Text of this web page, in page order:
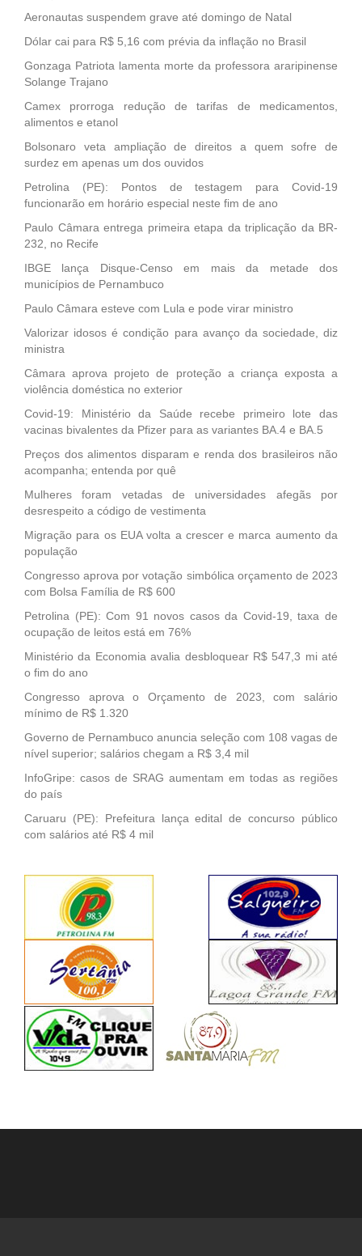
Aeronautas suspendem grave até domingo de Natal
Dólar cai para R$ 5,16 com prévia da inflação no Brasil
Gonzaga Patriota lamenta morte da professora araripinense
Solange Trajano
Camex prorroga redução de tarifas de medicamentos,
alimentos e etanol
Bolsonaro veta ampliação de direitos a quem sofre de
surdez em apenas um dos ouvidos
Petrolina (PE): Pontos de testagem para Covid-19
funcionarão em horário especial neste fim de ano
Paulo Câmara entrega primeira etapa da triplicação da BR-
232, no Recife
IBGE lança Disque-Censo em mais da metade dos
municípios de Pernambuco
Paulo Câmara esteve com Lula e pode virar ministro
Valorizar idosos é condição para avanço da sociedade, diz
ministra
Câmara aprova projeto de proteção a criança exposta a
violência doméstica no exterior
Covid-19: Ministério da Saúde recebe primeiro lote das
vacinas bivalentes da Pfizer para as variantes BA.4 e BA.5
Preços dos alimentos disparam e renda dos brasileiros não
acompanha; entenda por quê
Mulheres foram vetadas de universidades afegãs por
desrespeito a código de vestimenta
Migração para os EUA volta a crescer e marca aumento da
população
Congresso aprova por votação simbólica orçamento de 2023
com Bolsa Família de R$ 600
Petrolina (PE): Com 91 novos casos da Covid-19, taxa de
ocupação de leitos está em 76%
Ministério da Economia avalia desbloquear R$ 547,3 mi até
o fim do ano
Congresso aprova o Orçamento de 2023, com salário
mínimo de R$ 1.320
Governo de Pernambuco anuncia seleção com 108 vagas de
nível superior; salários chegam a R$ 3,4 mil
InfoGripe: casos de SRAG aumentam em todas as regiões
do país
Caruaru (PE): Prefeitura lança edital de concurso público
com salários até R$ 4 mil